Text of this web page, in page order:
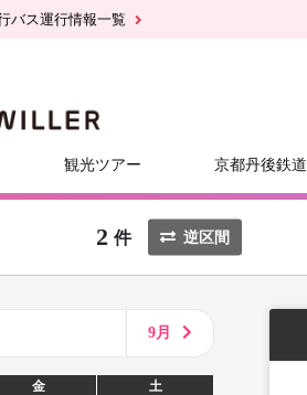
バス運行情報一覧
観光ツアー 京都丹後鉄道
2 件 逆区間
9月
金 土